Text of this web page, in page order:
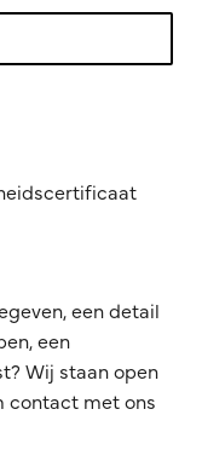
een detail
een
Wij staan open
contact met ons